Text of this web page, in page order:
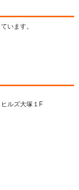
います。
ルズ大塚１F